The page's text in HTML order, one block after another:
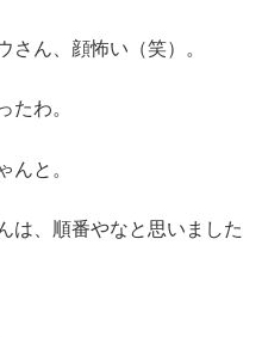
ん、顔怖い（笑）。
たわ。
んと。
は、順番やなと思いました